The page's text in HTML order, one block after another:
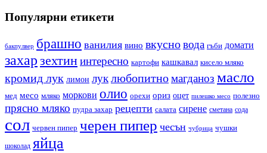
Популярни етикети
бакпулвер брашно ванилия вино вкусновода гъби домати
захар зехтининтересно картофи кашкавал кисело мляко
кромид лук лимон луклюбопитномагданоз масло
мед месо мляко моркови олио орехи ориз оцет пилешко месо полезно
прясно мляко пудра захар рецепти салата сирене сметана сода
сол червен пипер черен пипер чесън чубрица чушки
шоколад яйца